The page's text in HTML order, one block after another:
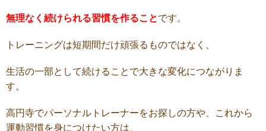
無理なく続けられる習慣を作ることです。
トレーニングは短期間だけ頑張るものではなく、
生活の一部として続けることで大きな変化につながりま
す。
高円寺でパーソナルトレーナーをお探しの方や、これから
運動習慣を身につけたい方は、